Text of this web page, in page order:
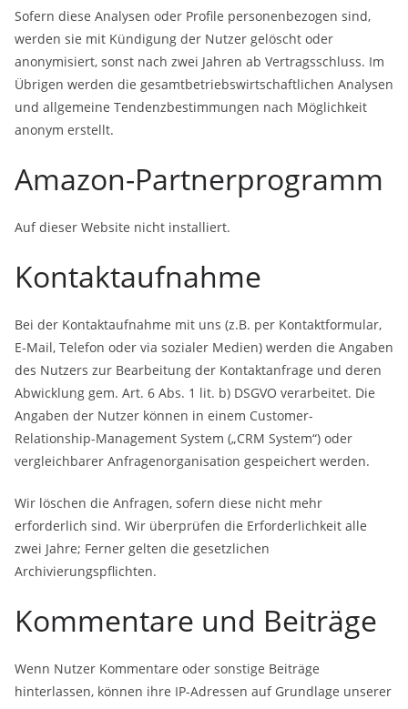
Sofern diese Analysen oder Profile personenbezogen sind,
werden sie mit Kündigung der Nutzer gelöscht oder
anonymisiert, sonst nach zwei Jahren ab Vertragsschluss. Im
Übrigen werden die gesamtbetriebswirtschaftlichen Analysen
und allgemeine Tendenzbestimmungen nach Möglichkeit
anonym erstellt.
Amazon-Partnerprogramm
Auf dieser Website nicht installiert.
Kontaktaufnahme
Bei der Kontaktaufnahme mit uns (z.B. per Kontaktformular,
E-Mail, Telefon oder via sozialer Medien) werden die Angaben
des Nutzers zur Bearbeitung der Kontaktanfrage und deren
Abwicklung gem. Art. 6 Abs. 1 lit. b) DSGVO verarbeitet. Die
Angaben der Nutzer können in einem Customer-
Relationship-Management System („CRM System“) oder
vergleichbarer Anfragenorganisation gespeichert werden.
Wir löschen die Anfragen, sofern diese nicht mehr
erforderlich sind. Wir überprüfen die Erforderlichkeit alle
zwei Jahre; Ferner gelten die gesetzlichen
Archivierungspflichten.
Kommentare und Beiträge
Wenn Nutzer Kommentare oder sonstige Beiträge
hinterlassen, können ihre IP-Adressen auf Grundlage unserer